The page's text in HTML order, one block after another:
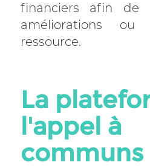
financiers afin de
améliorations ou
ressource.
La
l'appel à
communs